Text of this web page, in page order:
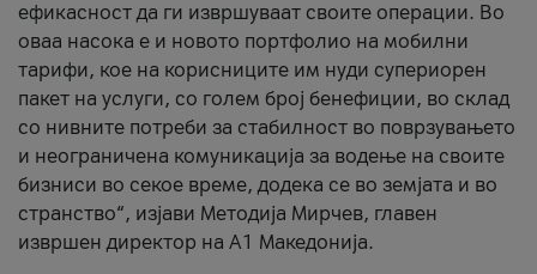
ефикасност да ги извршуваат своите операции. Во
оваа насока е и новото портфолио на мобилни
тарифи, кое на корисниците им нуди супериорен
пакет на услуги, со голем број бенефиции, во склад
со нивните потреби за стабилност во поврзувањето
и неограничена комуникација за водење на своите
бизниси во секое време, додека се во земјата и во
странство“, изјави Методија Мирчев, главен
извршен директор на А1 Македонија.